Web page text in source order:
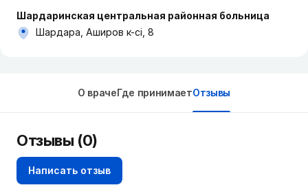
Шардаринская центральная районная больница
Шардара, Аширов к-сі, 8
О врачеГде принимаетОтзывы
Отзывы (0)
Написать отзыв